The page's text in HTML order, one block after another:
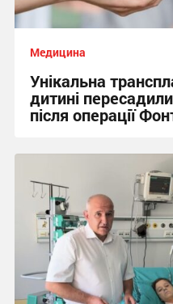
Медицина
Унікальна
дитині
після операції